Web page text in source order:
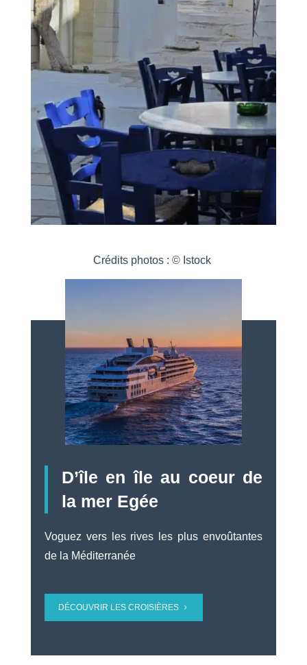
Crédits photos : © Istock
D’île en île au coeur de
la mer Egée
Voguez vers les rives les plus envoûtantes
de la Méditerranée
DÉCOUVRIR LES CROISIÈRES